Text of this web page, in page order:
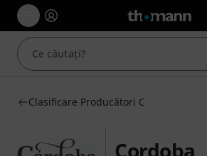
Clasificare Producători C
Cordoba